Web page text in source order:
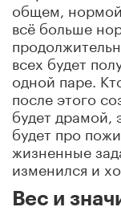
общем, нормой
всё больше
всех будет
одной паре.
после этого
будет драмой,
будет про
жизненные
изменился и
Вес и